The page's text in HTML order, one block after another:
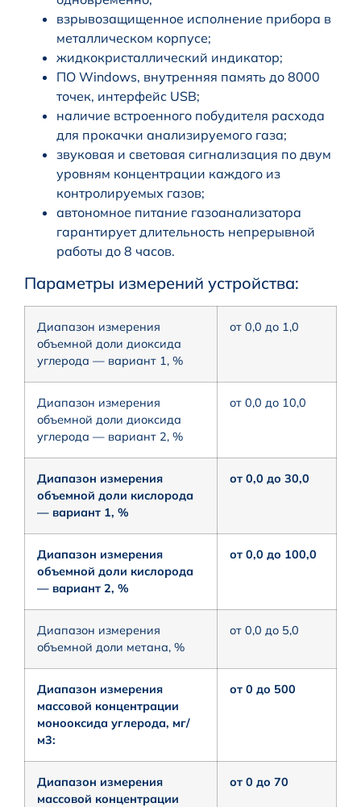
взрывозащищенное исполнение прибора в
металлическом корпусе;
жидкокристаллический индикатор;
ПО Windows, внутренняя память до 8000
точек, интерфейс USB;
наличие встроенного побудителя расхода
для прокачки анализируемого газа;
звуковая и световая сигнализация по двум
уровням концентрации каждого из
контролируемых газов;
автономное питание газоанализатора
гарантирует длительность непрерывной
работы до 8 часов.
Параметры измерений устройства:
Диапазон измерения
объемной доли диоксида
углерода — вариант 1, %
от 0,0 до 1,0
Диапазон измерения
объемной доли диоксида
углерода — вариант 2, %
от 0,0 до 10,0
Диапазон измерения
объемной доли кислорода
— вариант 1, %
от 0,0 до 30,0
Диапазон измерения
объемной доли кислорода
— вариант 2, %
от 0,0 до 100,0
Диапазон измерения
объемной доли метана, %
от 0,0 до 5,0
Диапазон измерения
массовой концентрации
монооксида углерода, мг/
м3:
от 0 до 500
Диапазон измерения
массовой концентрации
от 0 до 70